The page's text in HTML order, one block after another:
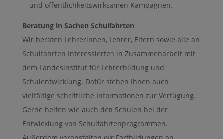
und öffentlichkeitswirksamen Kampagnen.
Beratung in Sachen Schulfahrten
Wir beraten Lehrerinnen, Lehrer, Eltern sowie alle an
Schulfahrten Interessierten in Zusammenarbeit mit
dem Landesinstitut für Lehrerbildung und
Schulentwicklung. Dafür stehen Ihnen auch
vielfältige schriftliche Informationen zur Verfügung.
Gerne helfen wie auch den Schulen bei der
Entwicklung von Schulfahrtenprogrammen.